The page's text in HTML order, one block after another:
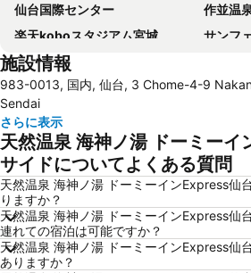
仙台国際センター
作並温
楽天koboスタジアム宮城
サンフ
仙台城
Festival Tanabata
スプリン
ユアテックスタジアム仙台
ひとめぼれスタジアム宮城
天童高
Sendaijo Ato
The
Osaki Hachiman Shrine
施設情報
983-0013, 国内, 仙台, 3 Chome-4-9
Sendai
さらに表示
天然温泉 海神ノ湯 ドーミー
サイドについてよくある質問
天然温泉 海神ノ湯 ドーミーインExpress仙
りますか？
天然温泉 海神ノ湯 ドーミーインExpress仙
連れての宿泊は可能ですか？
天然温泉 海神ノ湯 ドーミーインExpress仙
ありますか？